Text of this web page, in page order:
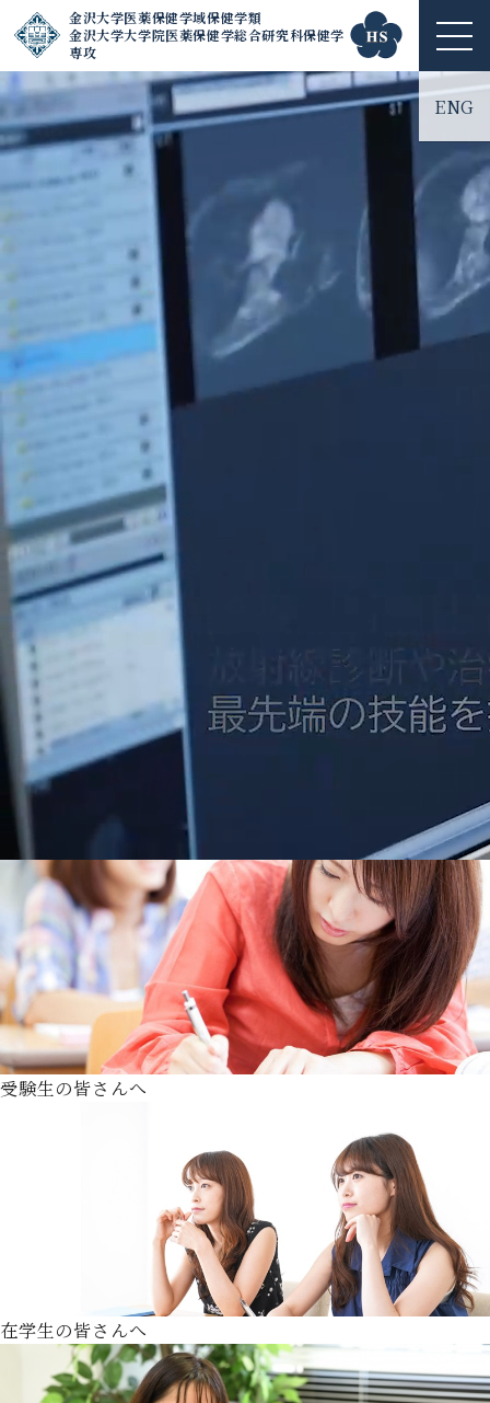
金沢大学医薬保健学域保健学類
金沢大学大学院医薬保健学総合研究科保健学
専攻
ME
NU
ENG
受験生の皆さんへ
在学生の皆さんへ